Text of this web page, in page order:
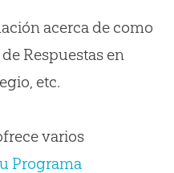
acerca de como
Respuestas en
etc.
varios
Programa